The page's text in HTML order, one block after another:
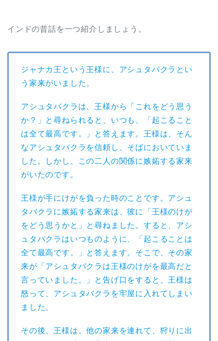
インドの昔話を一つ紹介しましょう。
ジャナカ王という王様に、アシュタバクラとい
う家来がいました。
アシュタバクラは、王様から「これをどう思う
か？」と尋ねられると、いつも、「起こること
は全て最高です。」と答えます。王様は、そん
なアシュタバクラを信頼し、そばにおいていま
した。しかし、この二人の関係に嫉妬する家来
がいたのです。
王様が手にけがを負った時のことです。アシュ
タバクラに嫉妬する家来は、彼に「王様のけが
をどう思うかと」と尋ねました。すると、アシ
ュタバクラはいつものように、「起こることは
全て最高です。」と答えます。そこで、その家
来が「アシュタバクラは王様のけがを最高だと
言っていました。」と告げ口をすると、王様は
怒って、アシュタバクラを牢屋に入れてしまい
ました。
その後、王様は、他の家来を連れて、狩りに出